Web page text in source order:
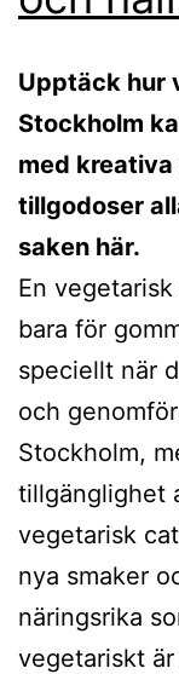
Upptäck hur
Stockholm
med kreativa
tillgodoser
saken här.
En
bara för
speciellt när
och
Stockholm,
tillgänglighet
vegetarisk
nya smaker
näringsrika
vegetariskt